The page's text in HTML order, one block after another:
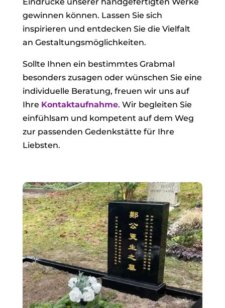
gewinnen können. Lassen Sie sich
inspirieren und entdecken Sie die Vielfalt
an Gestaltungsmöglichkeiten.
Sollte Ihnen ein bestimmtes Grabmal
besonders zusagen oder wünschen Sie eine
individuelle Beratung, freuen wir uns auf
Ihre Kontaktaufnahme. Wir begleiten Sie
einfühlsam und kompetent auf dem Weg
zur passenden Gedenkstätte für Ihre
Liebsten.